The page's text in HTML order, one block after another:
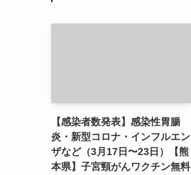
【感染者数発表】感染性胃腸
炎・新型コロナ・インフルエン
ザなど（3月17日〜23日）【熊
本県】子宮頸がんワクチン無料